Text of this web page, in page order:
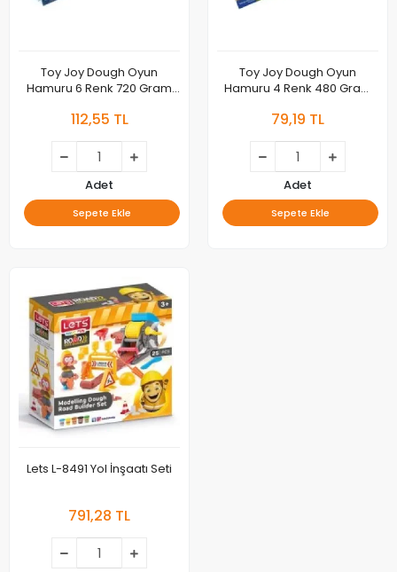
Toy Joy Dough Oyun
Hamuru 6 Renk 720 Gram
112,55 TL
Adet
Sepete Ekle
Toy Joy Dough Oyun
Hamuru 4 Renk 480 Gram
79,19 TL
Adet
Sepete Ekle
Lets L-8491 Yol İnşaatı Seti
791,28 TL